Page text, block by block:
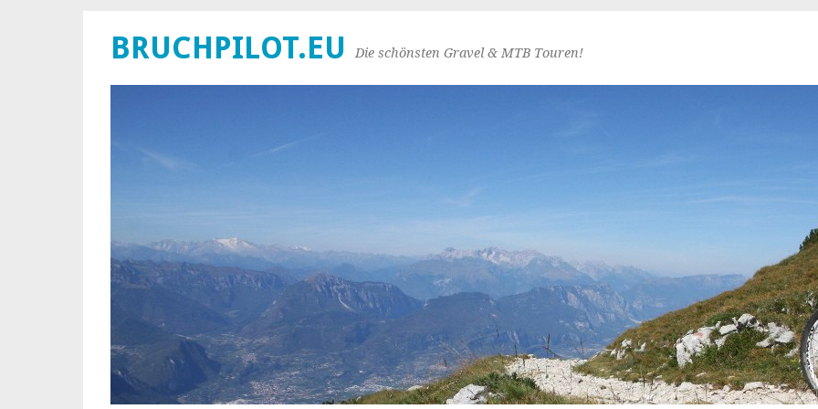
BRUCHPILOT.EU Die schönsten Gravel & MTB Touren!